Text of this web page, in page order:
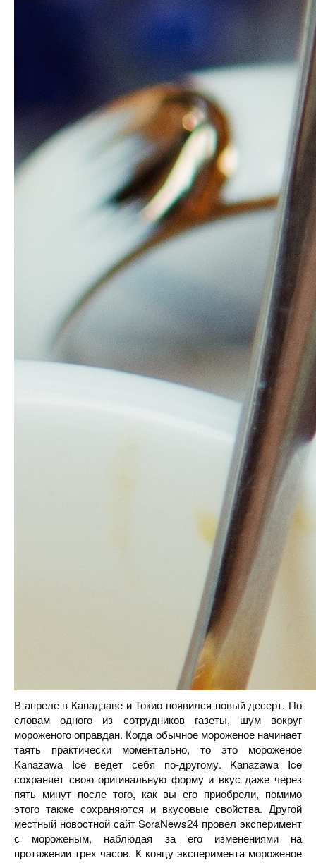
В апреле в Канадзаве и Токио появился новый десерт. По
словам одного из сотрудников газеты, шум вокруг
мороженого оправдан. Когда обычное мороженое начинает
таять практически моментально, то это мороженое
Kanazawa Ice ведет себя по-другому. Kanazawa Ice
сохраняет свою оригинальную форму и вкус даже через
пять минут после того, как вы его приобрели, помимо
этого также сохраняются и вкусовые свойства. Другой
местный новостной сайт SoraNews24 провел эксперимент
с мороженым, наблюдая за его изменениями на
протяжении трех часов. К концу эксперимента мороженое